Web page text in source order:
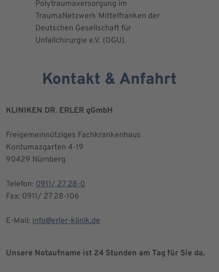
Polytraumaversorgung im
TraumaNetzwerk Mittelfranken der
Deutschen Gesellschaft für
Unfallchirurgie e.V. (DGU).
Kontakt & Anfahrt
KLINIKEN DR. ERLER gGmbH
Freigemeinnütziges Fachkrankenhaus
Kontumazgarten 4-19
90429 Nürnberg
Telefon: 0911/ 27 28-0
Fax: 0911/ 27 28-106
E-Mail: info@erler-klinik.de
Unsere Notaufname ist 24 Stunden am Tag für Sie da.